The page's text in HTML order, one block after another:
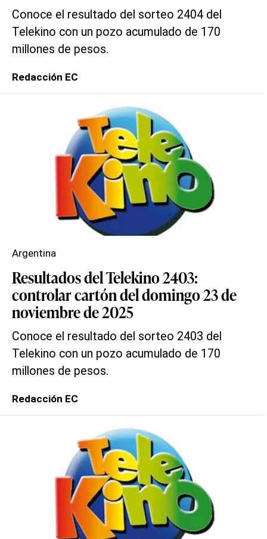
Conoce el resultado del sorteo 2404 del
Telekino con un pozo acumulado de 170
millones de pesos.
Redacción EC
Resultados del Telekino 2403:
controlar cartón del domingo 23 de
noviembre de 2025
Conoce el resultado del sorteo 2403 del
Telekino con un pozo acumulado de 170
millones de pesos.
Argentina
Redacción EC